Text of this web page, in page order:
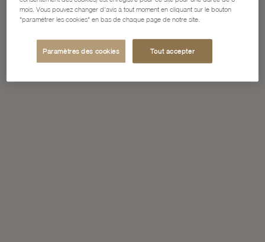
mois. Vous pouvez changer d'avis à tout moment en cliquant sur le bouton
"paramétrer les cookies" en bas de chaque page de notre site.
Paramètres des cookies Tout accepter